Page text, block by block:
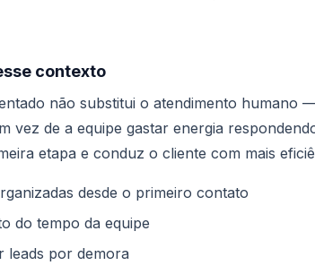
contexto
não substitui o atendimento humano
vez de a equipe gastar energia
etapa e conduz o cliente com mais
desde o primeiro contato
do tempo da equipe
leads por demora